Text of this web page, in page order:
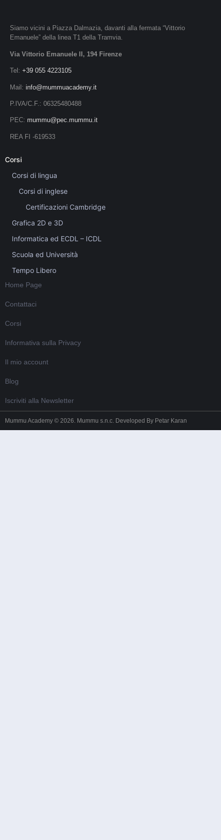
Siamo vicini a Piazza Dalmazia, davanti alla fermata “Vittorio
Emanuele” della linea T1 della Tramvia.
Via Vittorio Emanuele II, 194 Firenze
Tel: +39 055 4223105
Mail: info@mummuacademy.it
P.IVA/C.F.: 06325480488
PEC: mummu@pec.mummu.it
REA FI -619533
Corsi
Corsi di lingua
Corsi di inglese
Certificazioni Cambridge
Grafica 2D e 3D
Informatica ed ECDL – ICDL
Scuola ed Università
Tempo Libero
Home Page
Contattaci
Corsi
Informativa sulla Privacy
Il mio account
Blog
Iscriviti alla Newsletter
Mummu Academy © 2026. Mummu s.n.c. Developed By Petar Karan